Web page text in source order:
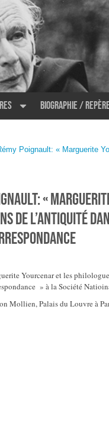
Biographie /
Poignault: « Marguerite
«
de l’Antiquité
Yourcenar et les
» à la Société
Mollien, Palais du Louvre à